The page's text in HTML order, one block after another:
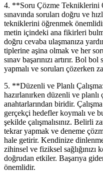
4. **Soru Çözme
sınavında soruları doğru ve
tekniklerini öğrenmek
metin içindeki ana fikirleri
doğru cevaba ulaşmanıza
tiplerine aşina olmak ve her
sınav başarınızı artırır. Bol
yapmalı ve soruları çözerken
5. **Düzenli ve Planlı
hazırlanırken düzenli ve planlı
anahtarlarından biridir.
gerçekçi hedefler koymalı ve
şekilde çalışmalısınız. Belirli
tekrar yapmak ve deneme
hale getirir. Kendinize
zihinsel ve fiziksel sağlığınızı
doğrudan etkiler. Başarıya
önemlidir.